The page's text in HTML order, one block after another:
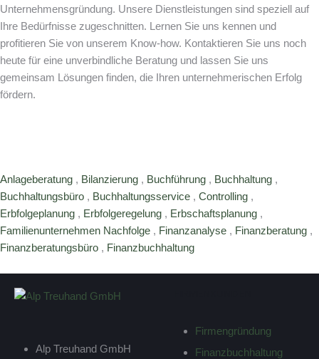
Unternehmensgründung. Unsere Dienstleistungen sind speziell auf
Ihre Bedürfnisse zugeschnitten. Lernen Sie uns kennen und
profitieren Sie von unserem Know-how. Kontaktieren Sie uns noch
heute für eine unverbindliche Beratung und lassen Sie uns
gemeinsam Lösungen finden, die Ihren unternehmerischen Erfolg
fördern.
Anlageberatung , Bilanzierung , Buchführung , Buchhaltung ,
Buchhaltungsbüro , Buchhaltungsservice , Controlling ,
Erbfolgeplanung , Erbfolgeregelung , Erbschaftsplanung ,
Familienunternehmen Nachfolge , Finanzanalyse , Finanzberatung ,
Finanzberatungsbüro , Finanzbuchhaltung
Alp Treuhand GmbH
Firmengründung
Finanzbuchhaltung